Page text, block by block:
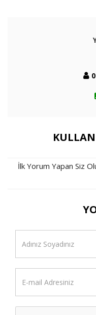
0
İlk Yorum Yapan Siz